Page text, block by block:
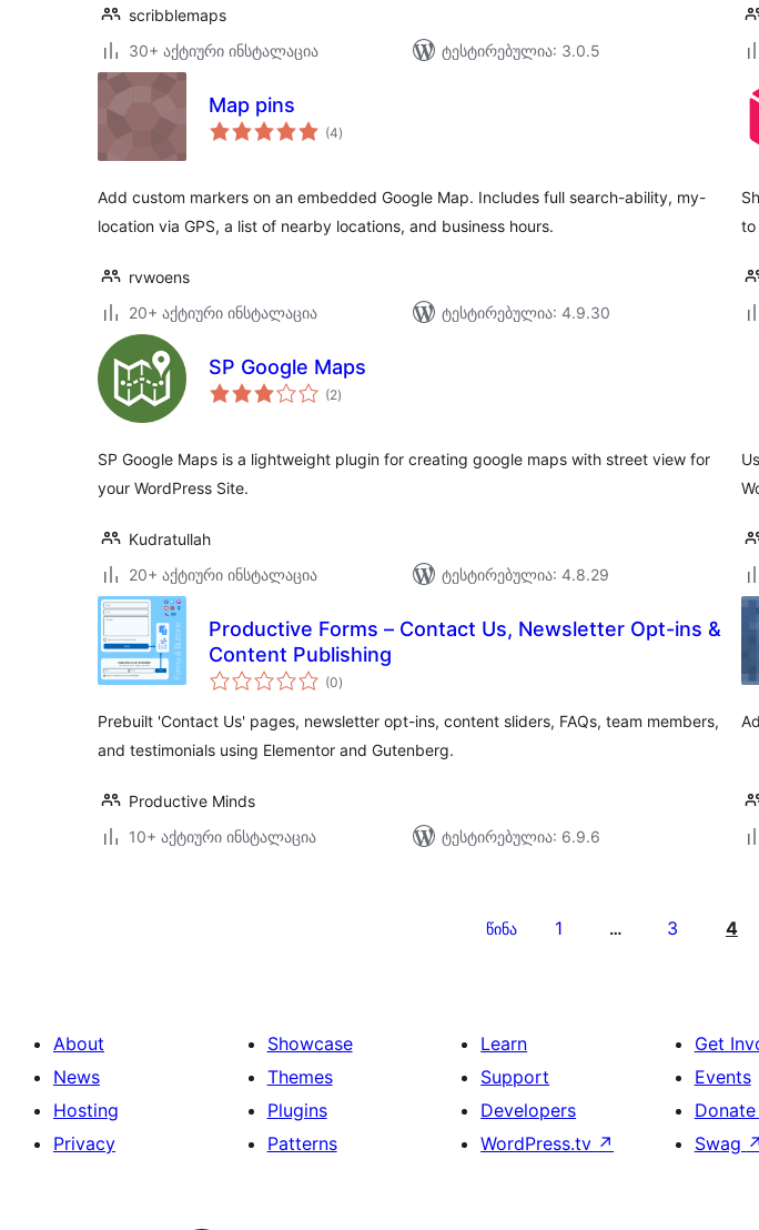
scribblemaps
30+ აქტიური ინსტალაცია
ტესტირებულია: 3.0.5
Map pins
(4საერთო
რეიტინგი
)
Add custom markers on an embedded Google Map. Includes full search-ability, my-
location via GPS, a list of nearby locations, and business hours.
rvwoens
20+ აქტიური ინსტალაცია
ტესტირებულია: 4.9.30
to
SP Google Maps
(2საერთო
რეიტინგი
)
SP Google Maps is a lightweight plugin for creating google maps with street view for
your WordPress Site.
Kudratullah
20+ აქტიური ინსტალაცია
ტესტირებულია: 4.8.29
Productive Forms – Contact Us, Newsletter Opt-ins &
Content Publishing
(0საერთო
რეიტინგი
)
Prebuilt 'Contact Us' pages, newsletter opt-ins, content sliders, FAQs, team members,
and testimonials using Elementor and Gutenberg.
Productive Minds
10+ აქტიური ინსტალაცია
ტესტირებულია: 6.9.6
წინა 1 … 3 4
About
News
Hosting
Privacy
Showcase
Themes
Plugins
Patterns
Learn
Support
Developers
WordPress.tv ↗
Get
Events
Donate
Swag ↗